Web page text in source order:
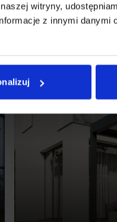
witryny,
z innymi danymi